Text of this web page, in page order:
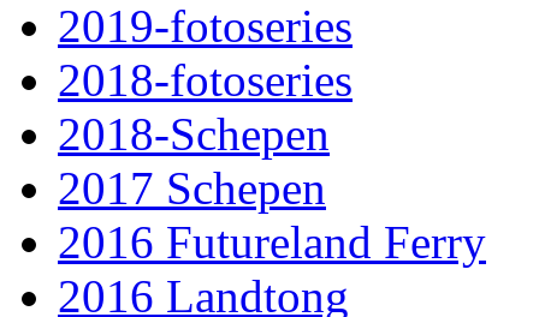
2019-fotoseries
2018-fotoseries
2018-Schepen
2017 Schepen
2016 Futureland Ferry
2016 Landtong